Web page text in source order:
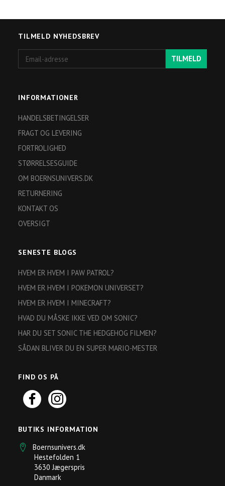
TILMELD NYHEDSBREV
adresse
TILMELD
INFORMATIONER
HANDELSBETINGELSER
FRAGT OG LEVERING
FORTROLIGHED
STØRRELSESGUIDE
OM BOERNSUNIVERS.DK
RETURNERING
KONTAKT OS
OVERSIGT
SENESTE BLOGS
HVEM ER HVEM I PAW PATROL?
HVEM ER HVEM I POKEMON UNIVERSET?
HVEM ER HVEM I MINECRAFT?
HVAD DU MÅSKE IKKE VED OM SONIC?
HAR DU SET SONIC THE HEDGEHOG FILMEN?
SÅDAN BLIVER DU EN SUPER MARIO-MESTER
FIND OS PÅ
BUTIKS INFORMATION
Boernsunivers.dk
Hestefolden 1
3630 Jægerspris
Danmark